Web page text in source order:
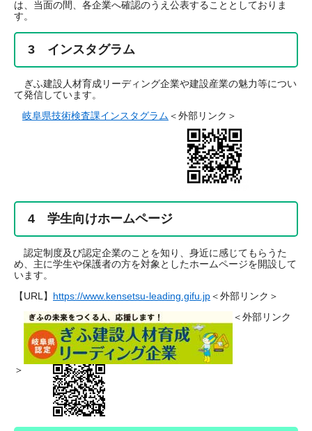
は、当面の間、各企業へ確認のうえ公表することとしておりま
す。
3 インスタグラム
ぎふ建設人材育成リーディング企業や建設産業の魅力等につい
て発信しています。
岐阜県技術検査課インスタグラム ＜外部リンク＞
4 学生向けホームページ
認定制度及び認定企業のことを知り、身近に感じてもらうた
め、主に学生や保護者の方を対象としたホームページを開設して
います。
【URL】 https://www.kensetsu-leading.gifu.jp＜外部リンク＞
＜外部リンク
＞